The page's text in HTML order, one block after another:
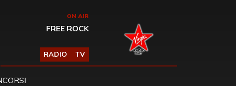
ON AIR
FREE ROCK
RADIO TV